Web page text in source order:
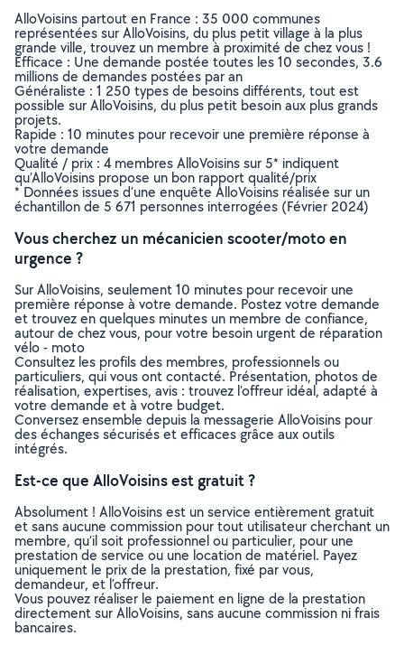
AlloVoisins partout en France : 35 000 communes
représentées sur AlloVoisins, du plus petit village à la plus
grande ville, trouvez un membre à proximité de chez vous !
Efficace : Une demande postée toutes les 10 secondes, 3.6
millions de demandes postées par an
Généraliste : 1 250 types de besoins différents, tout est
possible sur AlloVoisins, du plus petit besoin aux plus grands
projets.
Rapide : 10 minutes pour recevoir une première réponse à
votre demande
Qualité / prix : 4 membres AlloVoisins sur 5* indiquent
qu’AlloVoisins propose un bon rapport qualité/prix
* Données issues d’une enquête AlloVoisins réalisée sur un
échantillon de 5 671 personnes interrogées (Février 2024)
Vous cherchez un mécanicien scooter/moto en
urgence ?
Sur AlloVoisins, seulement 10 minutes pour recevoir une
première réponse à votre demande. Postez votre demande
et trouvez en quelques minutes un membre de confiance,
autour de chez vous, pour votre besoin urgent de réparation
vélo - moto
Consultez les profils des membres, professionnels ou
particuliers, qui vous ont contacté. Présentation, photos de
réalisation, expertises, avis : trouvez l'offreur idéal, adapté à
votre demande et à votre budget.
Conversez ensemble depuis la messagerie AlloVoisins pour
des échanges sécurisés et efficaces grâce aux outils
intégrés.
Est-ce que AlloVoisins est gratuit ?
Absolument ! AlloVoisins est un service entièrement gratuit
et sans aucune commission pour tout utilisateur cherchant un
membre, qu’il soit professionnel ou particulier, pour une
prestation de service ou une location de matériel. Payez
uniquement le prix de la prestation, fixé par vous,
demandeur, et l’offreur.
Vous pouvez réaliser le paiement en ligne de la prestation
directement sur AlloVoisins, sans aucune commission ni frais
bancaires.